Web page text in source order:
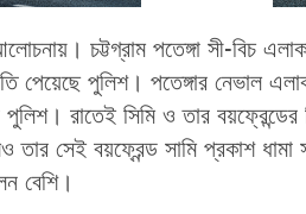
চট্টগ্রাম পতেঙ্গা সী-বিচ
পেয়েছে পুলিশ। পতেঙ্গার নেভাল
রাতেই সিমি ও তার
তার সেই বয়ফ্রেন্ড সামি প্রকাশ
বেশি।